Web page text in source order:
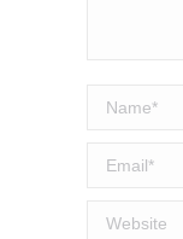
Name *
Email *
Website